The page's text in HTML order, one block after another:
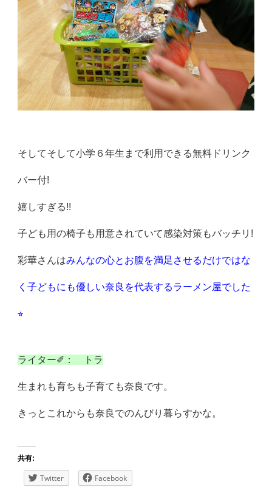
そしてそして小学６年生まで利用できる無料ドリンク
バー付!
嬉しすぎる!!
子ども用の椅子も用意されていて感染対策もバッチリ!
彩華さんはみんなの心とお腹を満足させるだけではな
く子どもにも優しい奈良を代表するラーメン屋でした
⭐︎
ライター✐： トラ
生まれも育ちも子育ても奈良です。
きっとこれからも奈良でのんびり暮らすかな。
共有:
Twitter Facebook